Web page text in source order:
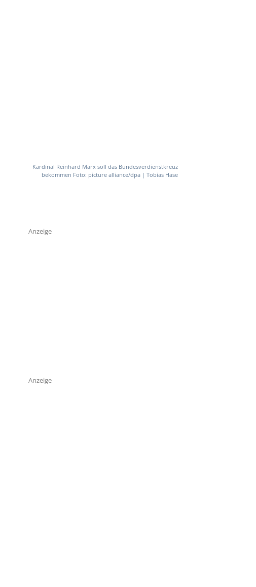
Kardinal Reinhard Marx soll das Bundesverdienstkreuz
bekommen Foto: picture alliance/dpa | Tobias Hase
Anzeige
Anzeige